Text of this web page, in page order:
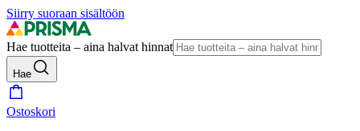
Siirry suoraan sisältöön
Hae tuotteita – aina halvat hinnat
Hae
Ostoskori